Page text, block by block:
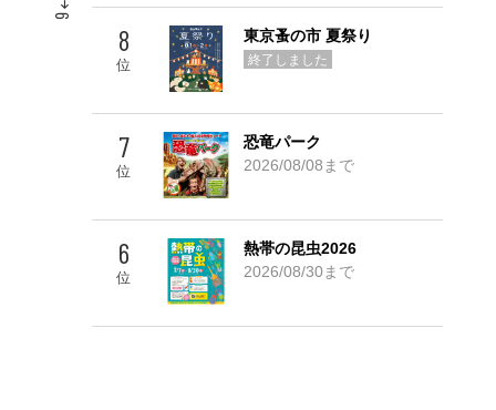
6
8
位
東京蚤の市 夏祭り
終了しました
7
位
恐竜パーク
2026/08/08まで
6
位
熱帯の昆虫2026
2026/08/30まで